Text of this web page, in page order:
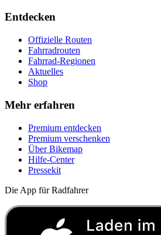
Entdecken
Offizielle Routen
Fahrradrouten
Fahrrad-Regionen
Aktuelles
Shop
Mehr erfahren
Premium entdecken
Premium verschenken
Über Bikemap
Hilfe-Center
Pressekit
Die App für Radfahrer